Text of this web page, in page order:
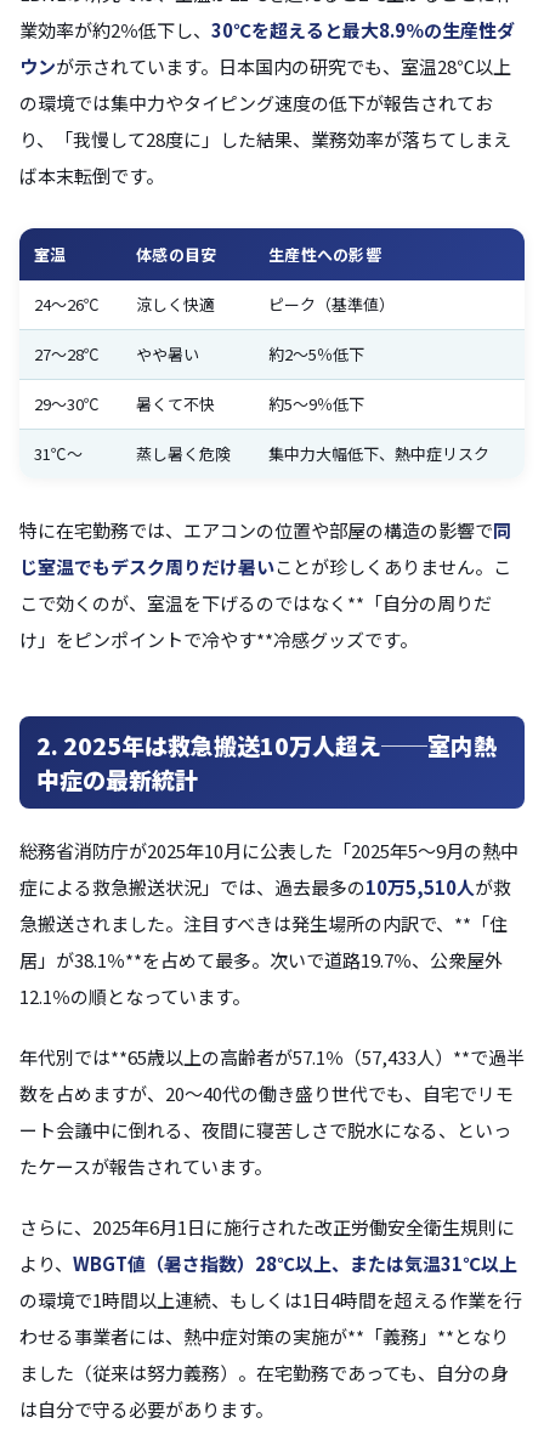
業効率が約2％低下し、 30℃を超えると最大8.9％の生産性ダ
ウンが示されています。日本国内の研究でも、室温28℃以上
の環境では集中力やタイピング速度の低下が報告されてお
り、「我慢して28度に」した結果、業務効率が落ちてしまえ
ば本末転倒です。
室温 体感の目安 生産性への影響
24〜26℃ 涼しく快適 ピーク（基準値）
27〜28℃ やや暑い 約2〜5％低下
29〜30℃ 暑くて不快 約5〜9％低下
31℃〜 蒸し暑く危険 集中力大幅低下、熱中症リスク
特に在宅勤務では、エアコンの位置や部屋の構造の影響で同
じ室温でもデスク周りだけ暑いことが珍しくありません。こ
こで効くのが、室温を下げるのではなく**「自分の周りだ
け」をピンポイントで冷やす**冷感グッズです。
2. 2025年は救急搬送10万人超え──室内熱
中症の最新統計
総務省消防庁が2025年10月に公表した「2025年5〜9月の熱中
症による救急搬送状況」では、過去最多の10万5,510人が救
急搬送されました。注目すべきは発生場所の内訳で、**「住
居」が38.1％**を占めて最多。次いで道路19.7％、公衆屋外
12.1％の順となっています。
年代別では**65歳以上の高齢者が57.1％（57,433人）**で過半
数を占めますが、20〜40代の働き盛り世代でも、自宅でリモ
ート会議中に倒れる、夜間に寝苦しさで脱水になる、といっ
たケースが報告されています。
さらに、2025年6月1日に施行された改正労働安全衛生規則に
より、 WBGT値（暑さ指数）28℃以上、または気温31℃以上
の環境で1時間以上連続、もしくは1日4時間を超える作業を行
わせる事業者には、熱中症対策の実施が**「義務」**となり
ました（従来は努力義務）。在宅勤務であっても、自分の身
は自分で守る必要があります。